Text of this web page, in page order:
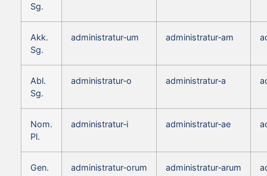
Sg.
Akk.
Sg.
administratur‑um administratur‑am
Abl.
Sg.
administratur‑o administratur‑a
Nom.
Pl.
administratur‑i administratur‑ae
Gen.
administratur‑orum administratur‑arum